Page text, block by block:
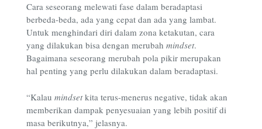
Cara seseorang melewati fase dalam beradaptasi
berbeda-beda, ada yang cepat dan ada yang lambat.
Untuk menghindari diri dalam zona ketakutan, cara
yang dilakukan bisa dengan merubah mindset.
Bagaimana seseorang merubah pola pikir merupakan
hal penting yang perlu dilakukan dalam beradaptasi.
“Kalau mindsetkita terus-menerus negative, tidak akan
memberikan dampak penyesuaian yang lebih positif di
masa berikutnya,” jelasnya.